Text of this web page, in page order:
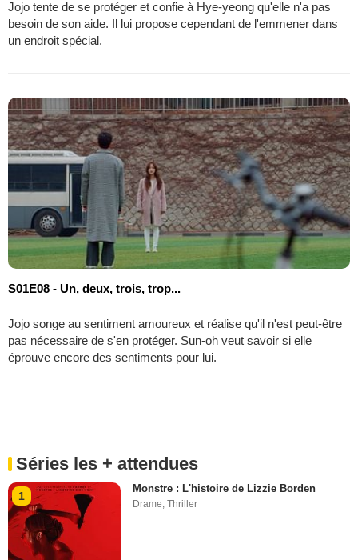
Jojo tente de se protéger et confie à Hye-yeong qu'elle n'a pas
besoin de son aide. Il lui propose cependant de l'emmener dans
un endroit spécial.
S01E08 - Un, deux, trois, trop...
Jojo songe au sentiment amoureux et réalise qu'il n'est peut-être
pas nécessaire de s'en protéger. Sun-oh veut savoir si elle
éprouve encore des sentiments pour lui.
Séries les + attendues
1
Monstre : L'histoire de Lizzie Borden
Drame,Thriller